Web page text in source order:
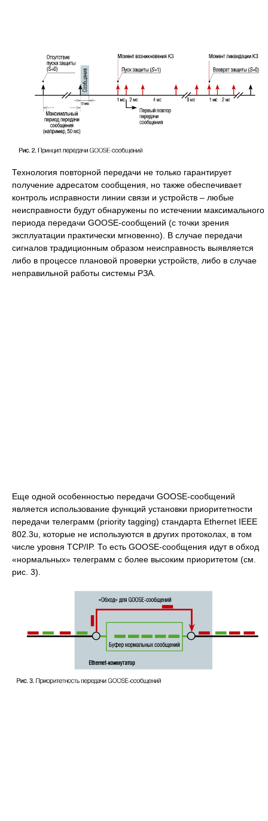
Технология повторной передачи не только гарантирует
получение адресатом сообщения, но также обеспечивает
контроль исправности линии связи и устройств – любые
неисправности будут обнаружены по истечении максимального
периода передачи GOOSE-сообщений (с точки зрения
эксплуатации практически мгновенно). В случае передачи
сигналов традиционным образом неисправность выявляется
либо в процессе плановой проверки устройств, либо в случае
неправильной работы системы РЗА.
Еще одной особенностью передачи GOOSE-сообщений
является использование функций установки приоритетности
передачи телеграмм (priority tagging) стандарта Ethernet IEEE
802.3u, которые не используются в других протоколах, в том
числе уровня TCP/IP. То есть GOOSE-сообщения идут в обход
«нормальных» телеграмм с более высоким приоритетом (см.
рис. 3).